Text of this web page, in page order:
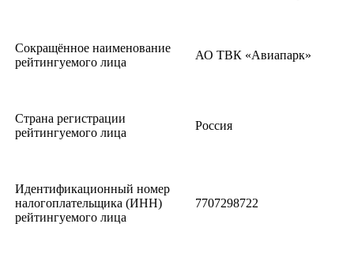
Сокращённое наименование
рейтингуемого лица
АО ТВК «Авиапарк»
Страна регистрации
рейтингуемого лица
Россия
Идентификационный номер
налогоплательщика (ИНН)
рейтингуемого лица
7707298722